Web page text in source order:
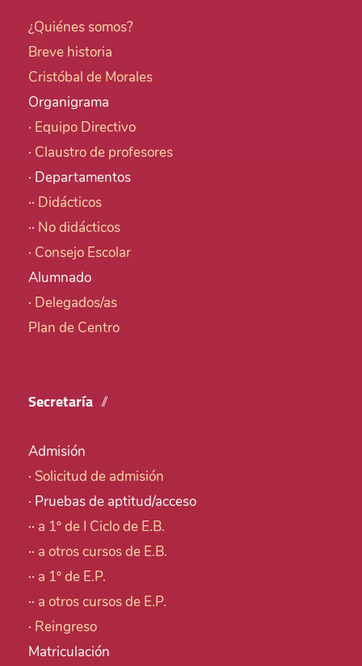
¿Quiénes somos?
Breve historia
Cristóbal de Morales
Organigrama
· Equipo Directivo
· Claustro de profesores
· Departamentos
·· Didácticos
·· No didácticos
· Consejo Escolar
Alumnado
· Delegados/as
Plan de Centro
Secretaría
Admisión
· Solicitud de admisión
· Pruebas de aptitud/acceso
·· a 1º de I Ciclo de E.B.
·· a otros cursos de E.B.
·· a 1º de E.P.
·· a otros cursos de E.P.
· Reingreso
Matriculación